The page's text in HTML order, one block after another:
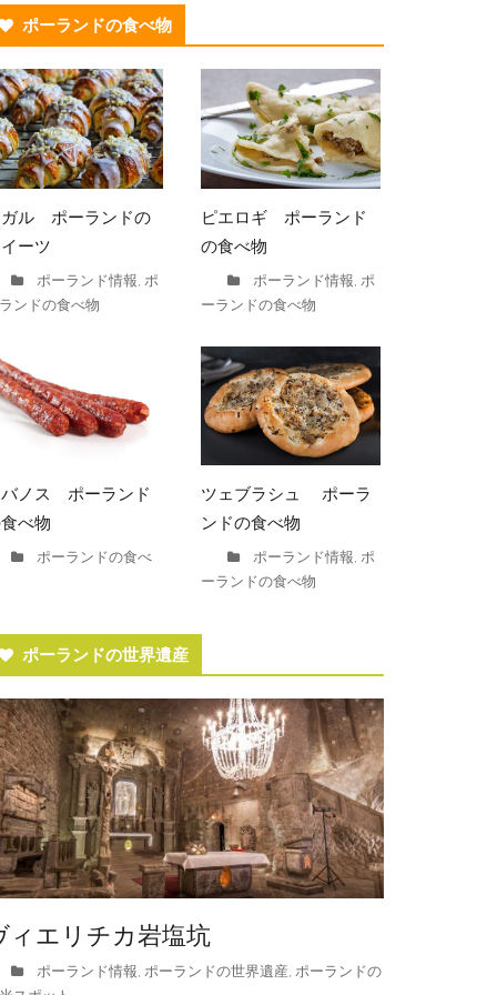
ポーランドの食べ物
ル ポーランドの
ーツ
ポーランド情報 ポ
ンドの食べ物
ピエロギ ポーランド
の食べ物
ポーランド情報 ポ
ーランドの食べ物
ノス ポーランド
べ物
ポーランドの食べ
ツェブラシュ ポーラ
ンドの食べ物
ポーランド情報,ポ
ーランドの食べ物
ポーランドの世界遺産
ィエリチカ岩塩坑
ポーランド情報, ポーランドの世界遺産, ポーランドの